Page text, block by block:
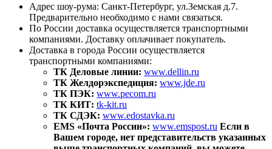
Адрес шоу-рума: Санкт-Петербург, ул.Земская д.7.
Предварительно необходимо с нами связаться.
По России доставка осуществляется транспортными
компаниями. Доставку оплачивает покупатель.
Доставка в города России осуществляется
транспортными компаниями:
ТК Деловые линии: www.dellin.ru
ТК Желдорэкспедиция: www.jde.ru
ТК ПЭК: www.pecom.ru
ТК КИТ: tk-kit.ru
ТК СДЭК: www.edostavka.ru
EMS «Почта России»: www.emspost.ru Если в
Вашем городе, нет представительств указанных